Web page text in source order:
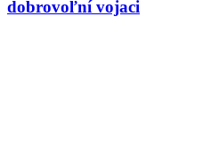
dobrovoľní vojaci